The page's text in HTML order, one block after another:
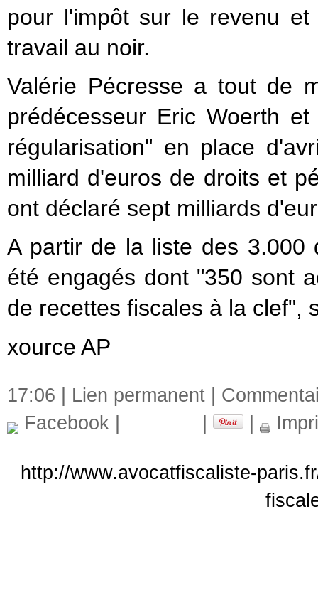
pour l'impôt sur le revenu
travail au noir.
Valérie Pécresse a tout de
prédécesseur Eric Woerth
régularisation" en place
milliard d'euros de droits et
ont déclaré sept milliards
A partir de la liste des 3.000
été engagés dont "350 sont
de recettes fiscales à la clef",
xource AP
17:06 | Lien permanent
Facebook
http://www.avocatfiscaliste-